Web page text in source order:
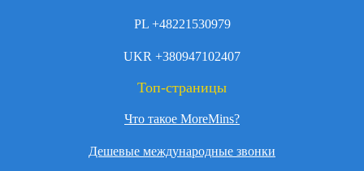
PL +48221530979
UKR +380947102407
Топ-страницы
Что такое MoreMins?
Дешевые международные звонки